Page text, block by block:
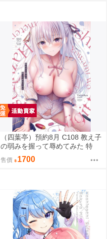
（四葉亭）預約8月 C108 教え子
の弱みを握って辱めてみた 特
典：B2掛軸 TwinBox
售價 1700